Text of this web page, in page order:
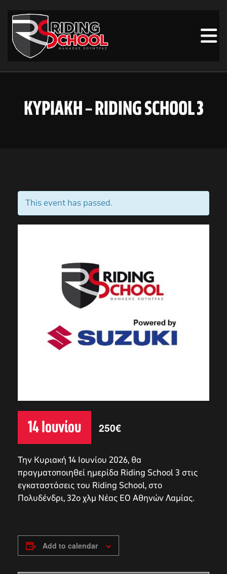
ΚΥΡΙΑΚΗ – RIDING SCHOOL 3
This event has passed.
14 Ιουνίου 250€
Την Κυριακή 14 Ιουνίου 2026, θα
πραγματοποιηθεί ημερίδα Riding School 3 στις
εγκαταστάσεις του Riding School, στο
Πολυδένδρι, 32ο χλμ Νέας ΕΟ Αθηνών Λαμίας.
Add to calendar